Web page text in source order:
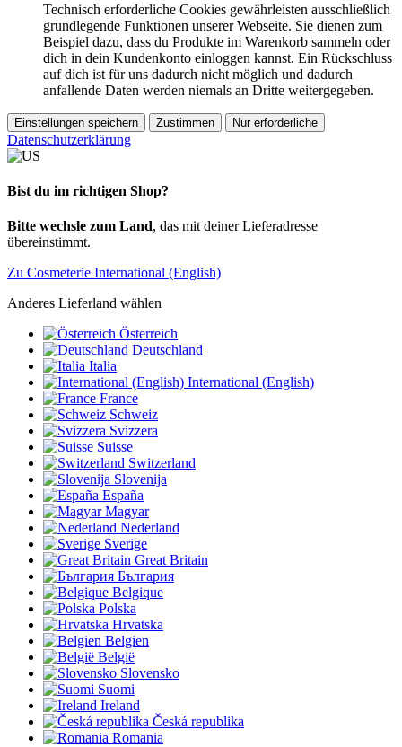
Technisch erforderliche Cookies gewährleisten ausschließlich
grundlegende Funktionen unserer Webseite. Sie dienen zum
Beispiel dazu, dass du Produkte im Warenkorb sammeln oder
dich in dein Kundenkonto einloggen kannst. Ein Rückschluss
auf dich ist für uns dadurch nicht möglich und dadurch
anfallende Daten werden niemals an Dritte weitergegeben.
Einstellungen speichern Zustimmen Nur erforderliche
Datenschutzerklärung
Bist du im richtigen Shop?
Bitte wechsle zum Land, das mit deiner Lieferadresse
übereinstimmt.
Zu Cosmeterie International (English)
Anderes Lieferland wählen
Österreich
Deutschland
Italia
International (English)
France
Schweiz
Svizzera
Suisse
Switzerland
Slovenija
España
Magyar
Nederland
Sverige
Great Britain
България
Belgique
Polska
Hrvatska
Belgien
België
Slovensko
Suomi
Ireland
Česká republika
Romania